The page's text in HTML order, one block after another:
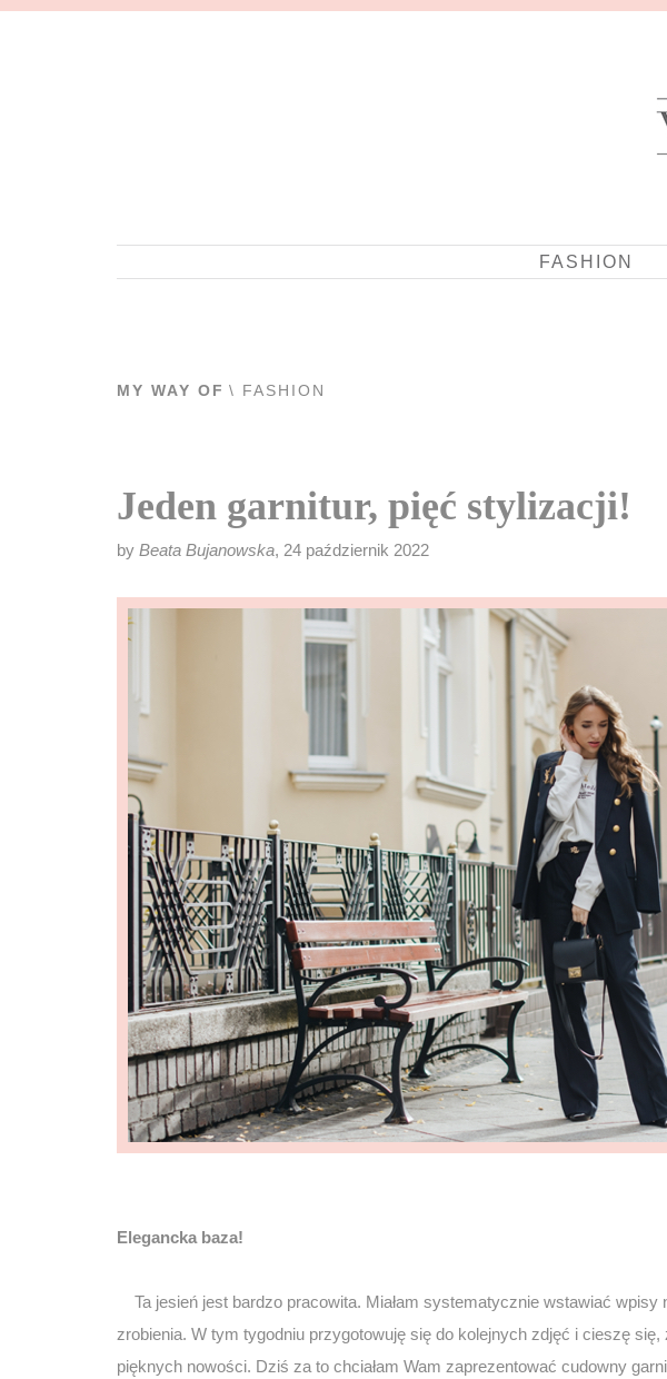
FASHION
MY WAY OF \ FASHION
Jeden garnitur, pięć stylizacji!
by Beata Bujanowska, 24 październik 2022
Elegancka baza!
Ta jesień jest bardzo pracowita. Miałam systematycznie wstawiać wpisy
zrobienia. W tym tygodniu przygotowuję się do kolejnych zdjęć i cieszę się,
pięknych nowości. Dziś za to chciałam Wam zaprezentować cudowny